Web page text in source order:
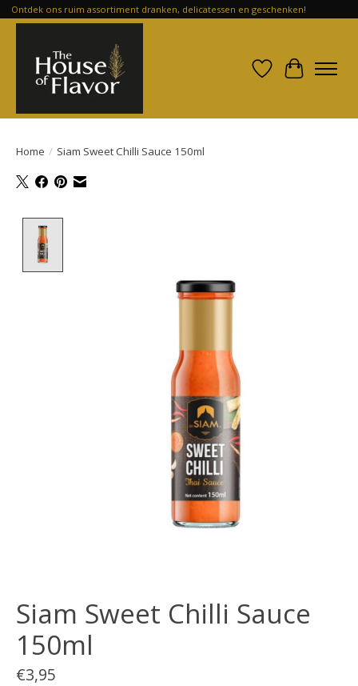
Ontdek ons ruim assortiment dranken, delicatessen en geschenken!
Verlanglijst
Home / Siam Sweet Chilli Sauce 150ml
Siam Sweet Chilli Sauce
150ml
€3,95